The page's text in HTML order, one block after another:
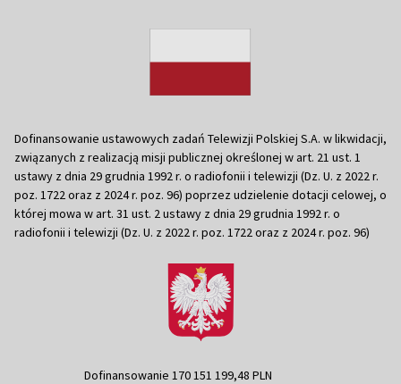
Dofinansowanie ustawowych zadań Telewizji Polskiej S.A. w likwidacji,
związanych z realizacją misji publicznej określonej w art. 21 ust. 1
ustawy z dnia 29 grudnia 1992 r. o radiofonii i telewizji (Dz. U. z 2022 r.
poz. 1722 oraz z 2024 r. poz. 96) poprzez udzielenie dotacji celowej, o
której mowa w art. 31 ust. 2 ustawy z dnia 29 grudnia 1992 r. o
radiofonii i telewizji (Dz. U. z 2022 r. poz. 1722 oraz z 2024 r. poz. 96)
Dofinansowanie 170 151 199,48 PLN